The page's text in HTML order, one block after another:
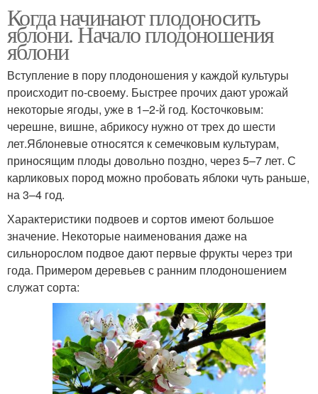
Когда начинают плодоносить
яблони. Начало плодоношения
яблони
Вступление в пору плодоношения у каждой культуры
происходит по-своему. Быстрее прочих дают урожай
некоторые ягоды, уже в 1–2-й год. Косточковым:
черешне, вишне, абрикосу нужно от трех до шести
лет.Яблоневые относятся к семечковым культурам,
приносящим плоды довольно поздно, через 5–7 лет. С
карликовых пород можно пробовать яблоки чуть раньше,
на 3–4 год.
Характеристики подвоев и сортов имеют большое
значение. Некоторые наименования даже на
сильнорослом подвое дают первые фрукты через три
года. Примером деревьев с ранним плодоношением
служат сорта: